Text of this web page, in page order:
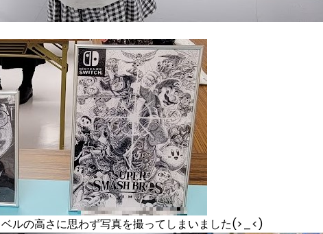
ルの高さに思わず写真を撮ってしまいました(>_<)